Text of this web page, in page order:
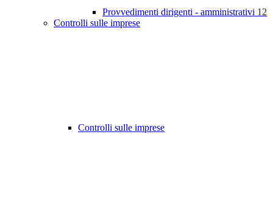
Provvedimenti dirigenti - amministrativi 12
Controlli sulle imprese
Controlli sulle imprese